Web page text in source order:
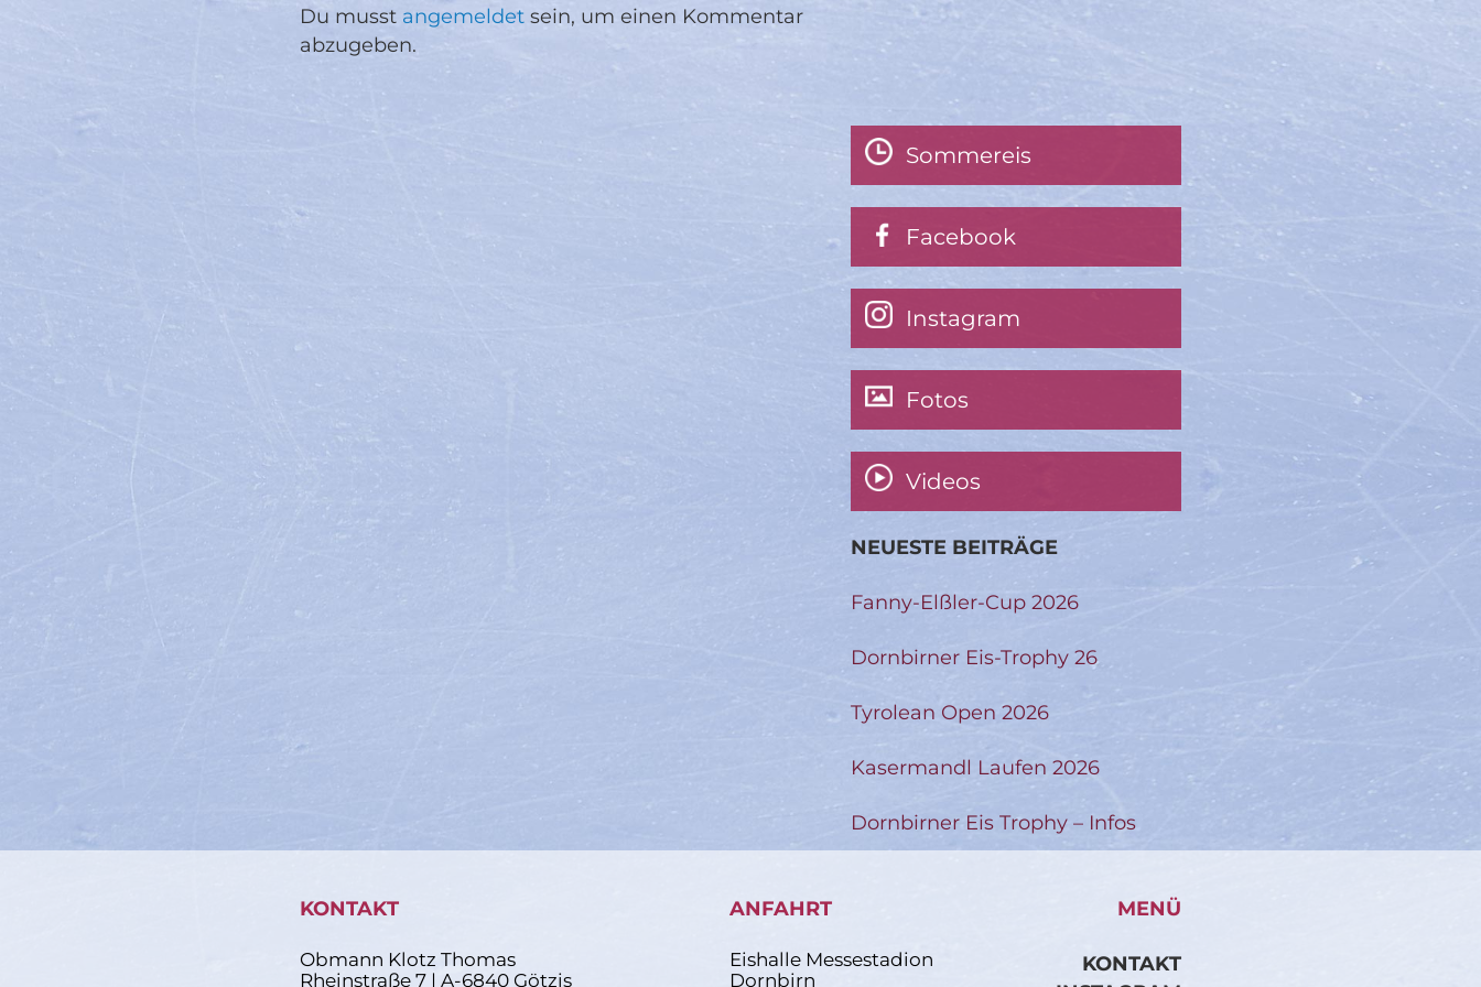
Du musst angemeldet sein, um einen Kommentar
abzugeben.
Sommereis
Facebook
Instagram
Fotos
Videos
NEUESTE BEITRÄGE
Fanny-Elßler-Cup 2026
Dornbirner Eis-Trophy 26
Tyrolean Open 2026
Kasermandl Laufen 2026
Dornbirner Eis Trophy – Infos
KONTAKT
Obmann Klotz Thomas
Rheinstraße 7 | A-6840 Götzis
ANFAHRT
Eishalle Messestadion
Dornbirn
MENÜ
KONTAKT